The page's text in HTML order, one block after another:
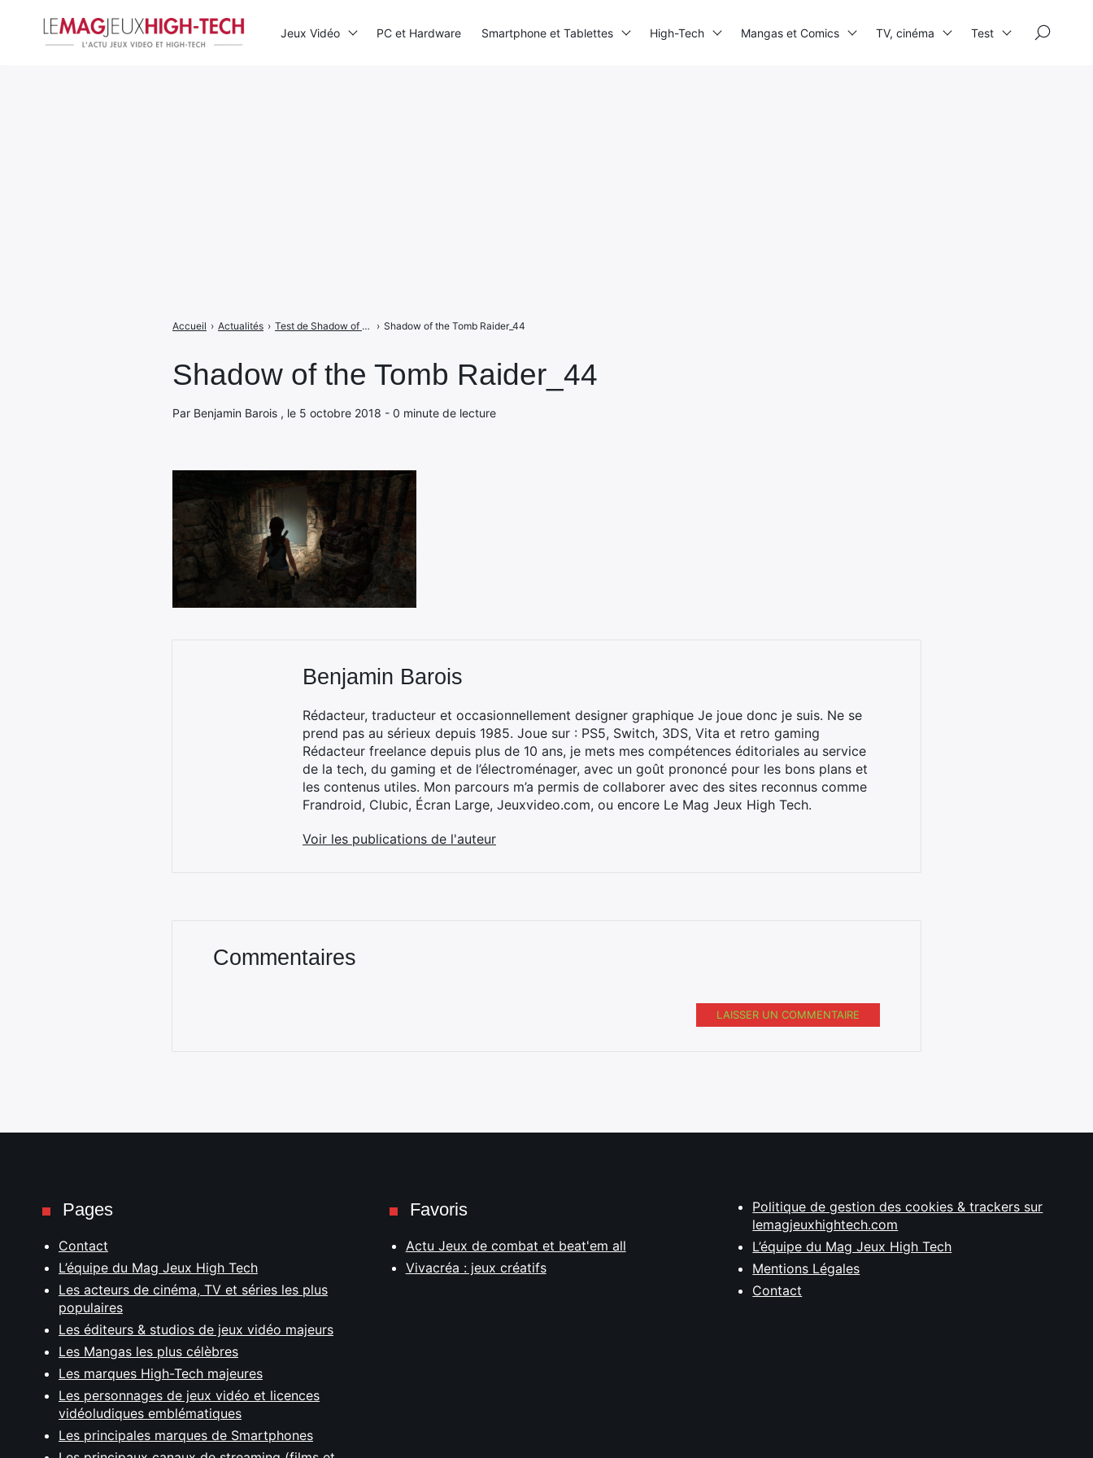
Shadow of the Tomb Raider_44
Par Benjamin Barois , le 5 octobre 2018 - 0 minute de lecture
Accueil › Actualités › Test de Shadow of the Tomb Raider sur PS4 : une Lara bien sombre › Shadow of the Tomb Raider_44
Benjamin Barois
Rédacteur, traducteur et occasionnellement designer graphique Je joue donc je suis. Ne se
prend pas au sérieux depuis 1985. Joue sur : PS5, Switch, 3DS, Vita et retro gaming
Rédacteur freelance depuis plus de 10 ans, je mets mes compétences éditoriales au service
de la tech, du gaming et de l’électroménager, avec un goût prononcé pour les bons plans et
les contenus utiles. Mon parcours m’a permis de collaborer avec des sites reconnus comme
Frandroid, Clubic, Écran Large, Jeuxvideo.com, ou encore Le Mag Jeux High Tech.
Voir les publications de l'auteur
Commentaires
LAISSER UN COMMENTAIRE
Jeux Vidéo PC et Hardware Smartphone et Tablettes High-Tech Mangas et Comics TV, cinéma Test
Pages
Contact
L’équipe du Mag Jeux High Tech
Les acteurs de cinéma, TV et séries les plus
populaires
Les éditeurs & studios de jeux vidéo majeurs
Les Mangas les plus célèbres
Les marques High-Tech majeures
Les personnages de jeux vidéo et licences
vidéoludiques emblématiques
Les principales marques de Smartphones
Favoris
Actu Jeux de combat et beat'em all
Vivacréa : jeux créatifs
Politique de gestion des cookies & trackers sur
lemagjeuxhightech.com
L’équipe du Mag Jeux High Tech
Mentions Légales
Contact